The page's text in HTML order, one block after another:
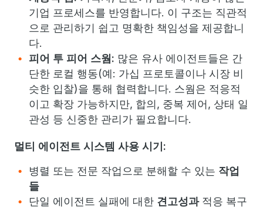
기업 프로세스를 반영합니다. 이 구조는 직관적
으로 관리하기 쉽고 명확한 책임성을 제공합니
다.
피어 투 피어 스웜: 많은 유사 에이전트들은 간
단한 로컬 행동(예: 가십 프로토콜이나 시장 비
슷한 입찰)을 통해 협력합니다. 스웜은 적응적
이고 확장 가능하지만, 합의, 중복 제어, 상태 일
관성 등 신중한 관리가 필요합니다.
멀티 에이전트 시스템 사용 시기:
병렬 또는 전문 작업으로 분해할 수 있는 작업
들
단일 에이전트 실패에 대한 견고성과적응 복구